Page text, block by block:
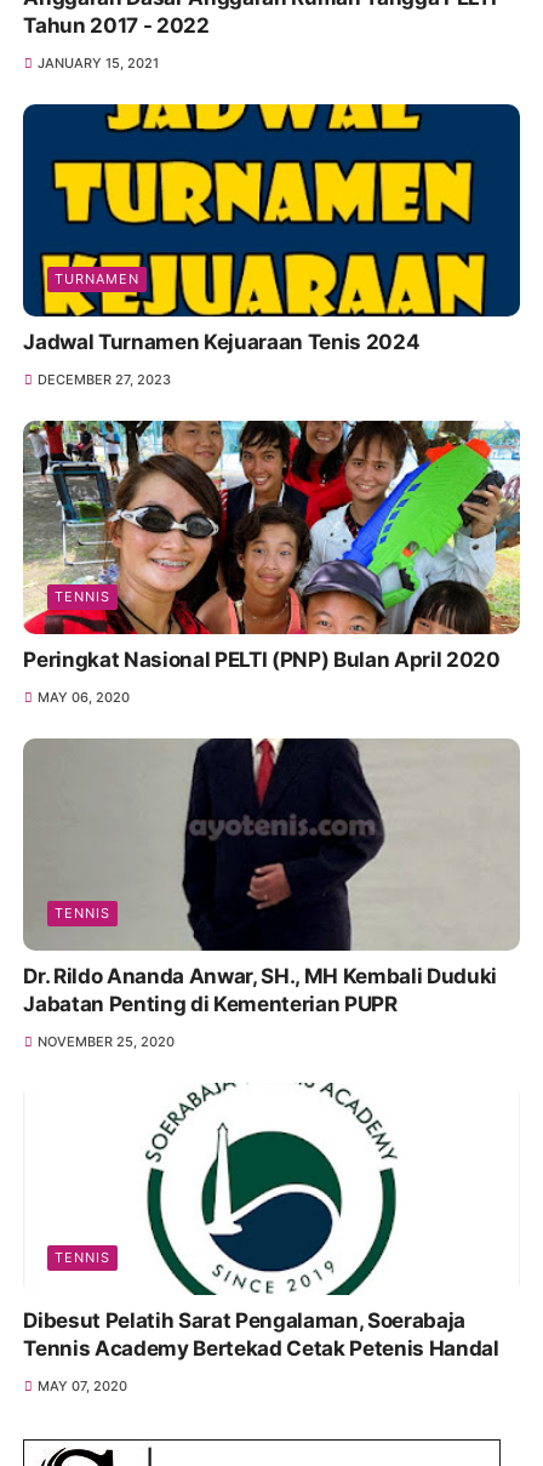
Tahun 2017 - 2022
JANUARY 15, 2021
TURNAMEN
Jadwal Turnamen Kejuaraan Tenis 2024
DECEMBER 27, 2023
TENNIS
Peringkat Nasional PELTI (PNP) Bulan April 2020
MAY 06, 2020
TENNIS
Dr. Rildo Ananda Anwar, SH., MH Kembali Duduki
Jabatan Penting di Kementerian PUPR
NOVEMBER 25, 2020
TENNIS
Dibesut Pelatih Sarat Pengalaman, Soerabaja
Tennis Academy Bertekad Cetak Petenis Handal
MAY 07, 2020